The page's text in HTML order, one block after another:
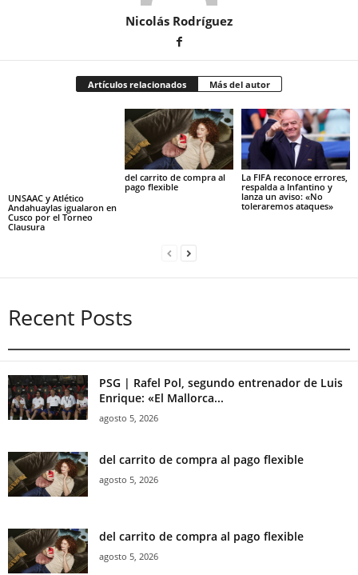
Nicolás Rodríguez
Artículos relacionados Más del autor
UNSAAC y Atlético
Andahuaylas igualaron en
Cusco por el Torneo
Clausura
del carrito de compra al
pago flexible
La FIFA reconoce errores,
respalda a Infantino y
lanza un aviso: «No
toleraremos ataques»
Recent Posts
PSG | Rafel Pol, segundo entrenador de Luis
Enrique: «El Mallorca...
agosto 5, 2026
del carrito de compra al pago flexible
agosto 5, 2026
del carrito de compra al pago flexible
agosto 5, 2026